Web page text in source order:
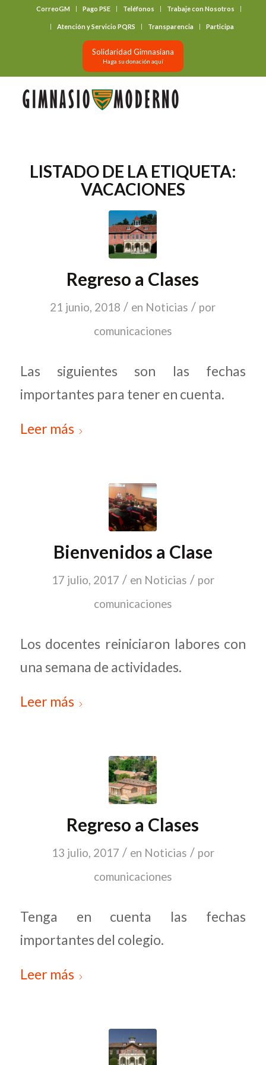
CorreoGM Pago PSE Teléfonos Trabaje con Nosotros
Atención y Servicio PQRS Transparencia Participa
Solidaridad Gimnasiana
Haga su donación aquí
LISTADO DE LA ETIQUETA:
VACACIONES
Regreso a Clases
21 junio, 2018 / en Noticias / por
comunicaciones
Las siguientes son las fechas
importantes para tener en cuenta.
Leer más
Bienvenidos a Clase
17 julio, 2017 / en Noticias / por
comunicaciones
Los docentes reiniciaron labores con
una semana de actividades.
Leer más
Regreso a Clases
13 julio, 2017 / en Noticias / por
comunicaciones
Tenga en cuenta las fechas
importantes del colegio.
Leer más